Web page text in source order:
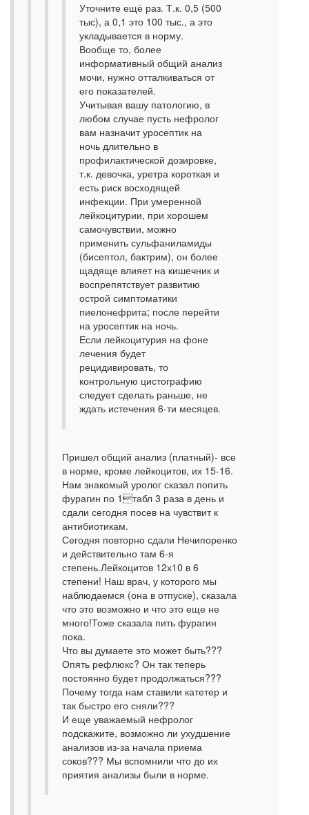
Уточните ещё раз. Т.к. 0,5 (500
тыс), а 0,1 это 100 тыс., а это
укладывается в норму.
Вообще то, более
информативный общий анализ
мочи, нужно отталкиваться от
его показателей.
Учитывая вашу патологию, в
любом случае пусть нефролог
вам назначит уросептик на
ночь длительно в
профилактической дозировке,
т.к. девочка, уретра короткая и
есть риск восходящей
инфекции. При умеренной
лейкоцитурии, при хорошем
самочувствии, можно
применить сульфаниламиды
(бисептол, бактрим), он более
щадяще влияет на кишечник и
воспрепятствует развитию
острой симптоматики
пиелонефрита; после перейти
на уросептик на ночь.
Если лейкоцитурия на фоне
лечения будет
рецидивировать, то
контрольную цистографию
следует сделать раньше, не
ждать истечения 6-ти месяцев.
Пришел общий анализ (платный)- все
в норме, кроме лейкоцитов, их 15-16.
Нам знакомый уролог сказал попить
фурагин по 1табл 3 раза в день и
сдали сегодня посев на чувствит к
антибиотикам.
Сегодня повторно сдали Нечипоренко
и действительно там 6-я
степень.Лейкоцитов 12х10 в 6
степени! Наш врач, у которого мы
наблюдаемся (она в отпуске), сказала
что это возможно и что это еще не
много!Тоже сказала пить фурагин
пока.
Что вы думаете это может быть???
Опять рефлюкс? Он так теперь
постоянно будет продолжаться???
Почему тогда нам ставили катетер и
так быстро его сняли???
И еще уважаемый нефролог
подскажите, возможно ли ухудшение
анализов из-за начала приема
соков??? Мы вспомнили что до их
приятия анализы были в норме.